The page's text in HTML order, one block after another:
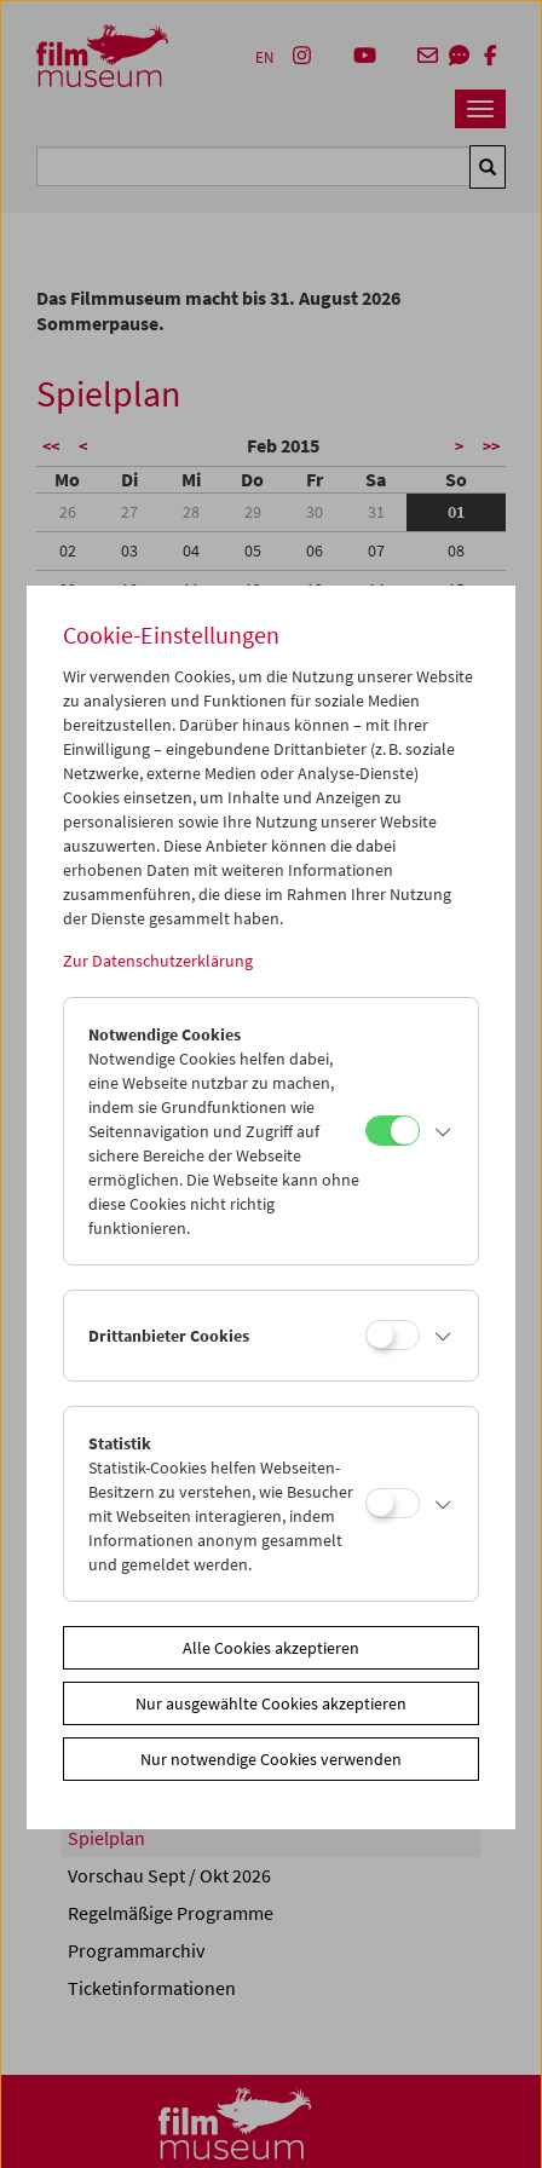
Zum Inhalt
Zum Hauptmenü
Zur Servicenavigation
Zum Suche
Navbar
EN
Das Filmmuseum macht bis 31. August 2026
Sommerpause.
Spielplan
<< < Feb 2015 > >>
Mo Di Mi Do Fr Sa So
26 27 28 29 30 31
01
02
03 04 05 06 07
08
09
10 11 12 13 14
15
16
17 18 19
23
25 27
01
02
03 04 05 06 07
iCalender
Programmheft-PDF
English language or subtitles
< Vorherige Woche
Mo 26.1.
Di 27.1.
Mi 28.1.
Do 29.1.
Sa 31.1.
PROGRAMM ÜBERBLICK
Share on
Spielplan
Vorschau Sept / Okt 2026
Regelmäßige Programme
Programmarchiv
Ticketinformationen
Cookie-Einstellungen
Wir verwenden Cookies, um die Nutzung unserer Website
zu analysieren und Funktionen für soziale Medien
bereitzustellen. Darüber hinaus können – mit Ihrer
Einwilligung – eingebundene Drittanbieter (z. B. soziale
Netzwerke, externe Medien oder Analyse-Dienste)
Cookies einsetzen, um Inhalte und Anzeigen zu
personalisieren sowie Ihre Nutzung unserer Website
auszuwerten. Diese Anbieter können die dabei
erhobenen Daten mit weiteren Informationen
zusammenführen, die diese im Rahmen Ihrer Nutzung
der Dienste gesammelt haben.
Zur Datenschutzerklärung
Notwendige Cookies
Notwendige Cookies helfen dabei,
eine Webseite nutzbar zu machen,
indem sie Grundfunktionen wie
Seitennavigation und Zugriff auf
sichere Bereiche der Webseite
ermöglichen. Die Webseite kann ohne
diese Cookies nicht richtig
funktionieren.
Drittanbieter Cookies
Statistik
Statistik-Cookies helfen Webseiten-
Besitzern zu verstehen, wie Besucher
mit Webseiten interagieren, indem
Informationen anonym gesammelt
und gemeldet werden.
Alle Cookies akzeptieren
Nur ausgewählte Cookies akzeptieren
Nur notwendige Cookies verwenden